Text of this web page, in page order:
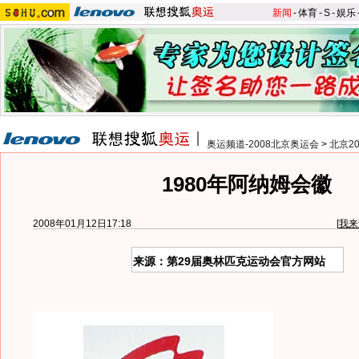
新闻 -体育-S-娱乐
奥运频道-2008北京奥运会 > 北京
1980年阿纳姆会徽
2008年01月12日17:18 [我
来源：第29届奥林匹克运动会官方网站